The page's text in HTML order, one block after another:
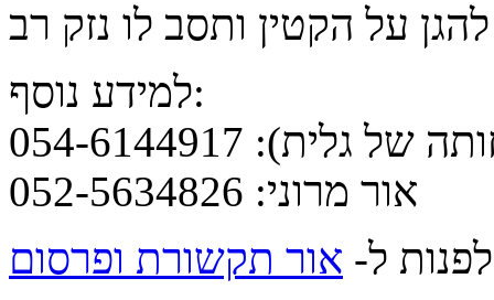
למידע נוסף:
054-6144917
אור מרוני: 052-5634826
ל- אור תקשורת ופרסום